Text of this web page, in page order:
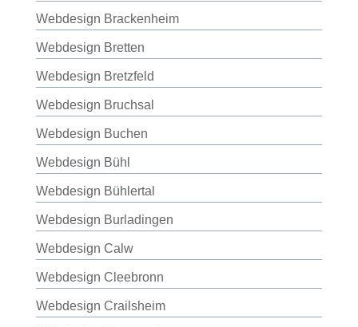
Webdesign Brackenheim
Webdesign Bretten
Webdesign Bretzfeld
Webdesign Bruchsal
Webdesign Buchen
Webdesign Bühl
Webdesign Bühlertal
Webdesign Burladingen
Webdesign Calw
Webdesign Cleebronn
Webdesign Crailsheim